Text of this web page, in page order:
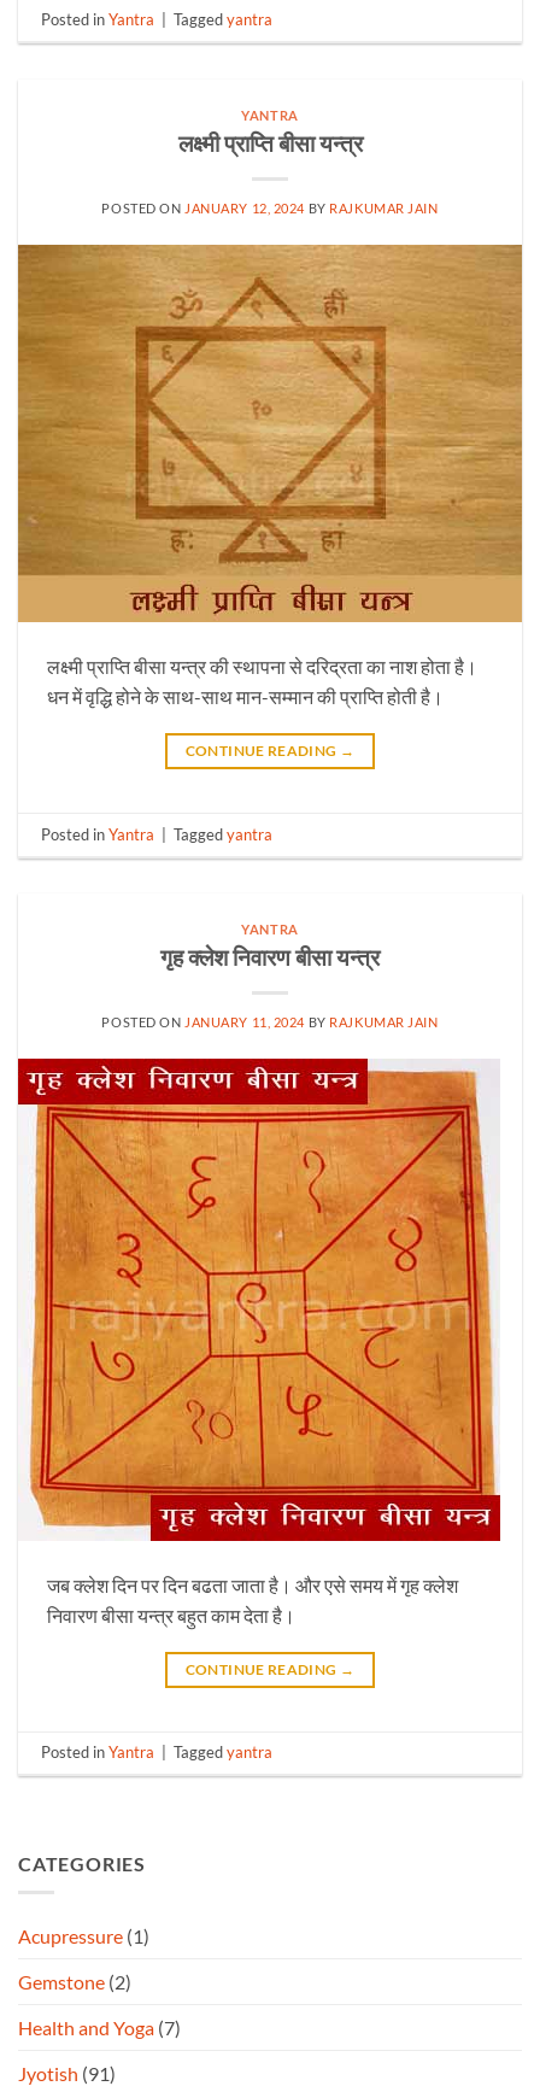
Posted inYantra Taggedyantra
YANTRA
लक्ष्मी प्राप्ति बीसा यन्त्र
POSTED ON JANUARY 12, 2024 BY RAJKUMAR JAIN
लक्ष्मी प्राप्ति बीसा यन्त्र की स्थापना से दरिद्रता का नाश होता है।
धन में वृद्धि होने के साथ-साथ मान-सम्मान की प्राप्ति होती है।
CONTINUE READING →
Posted inYantra | Taggedyantra
YANTRA
गृह क्लेश निवारण बीसा यन्त्र
POSTED ON JANUARY 11, 2024 BY RAJKUMAR JAIN
जब क्लेश दिन पर दिन बढता जाता है। और एसे समय में गृह क्लेश
निवारण बीसा यन्त्र बहुत काम देता है।
CONTINUE READING →
Posted inYantra Taggedyantra
CATEGORIES
Acupressure (1)
Gemstone (2)
Health and Yoga (7)
Jyotish (91)